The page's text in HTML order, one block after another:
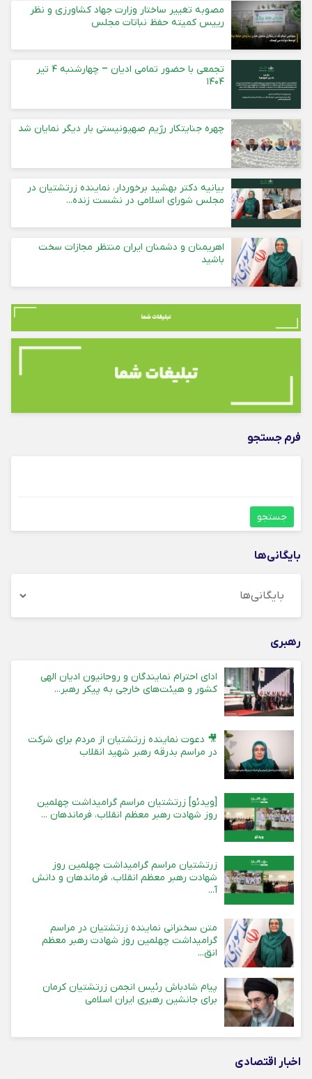
مصوبه تغییر ساختار وزارت جهاد کشاورزی و نظر
رییس کمیته حفظ نباتات مجلس
تجمعی با حضور تمامی ادیان – چهارشنبه ۴ تیر
۱۴۰۴
چهره جنایتکار رژیم صهیونیستی بار دیگر نمایان شد
بیانیه دکتر بهشید برخوردار، نماینده زرتشتیان در
مجلس شورای اسلامی در نشست زنده...
اهریمنان و دشمنان ایران منتظر مجازات سخت
باشید
فرم جستجو
بایگانی‌ها
رهبری
ادای احترام نمایندگان و روحانیون ادیان الهی
کشور و هیئت‌های خارجی به پیکر رهبر...
🎥 دعوت نماینده زرتشتیان از مردم برای شرکت
در مراسم بدرقه رهبر شهید انقلاب
[ویدئو] زرتشتیان مراسم گرامیداشت چهلمین
روز شهادت رهبر معظم انقلاب، فرماندهان ...
زرتشتیان مراسم گرامیداشت چهلمین روز
شهادت رهبر معظم انقلاب، فرماندهان و دانش
آ...
متن سخنرانی نماینده زرتشتیان در مراسم
گرامیداشت چهلمین روز شهادت رهبر معظم
انق...
پیام شادباش رئیس انجمن زرتشتیان کرمان
برای جانشین رهبری ایران اسلامی
اخبار اقتصادی